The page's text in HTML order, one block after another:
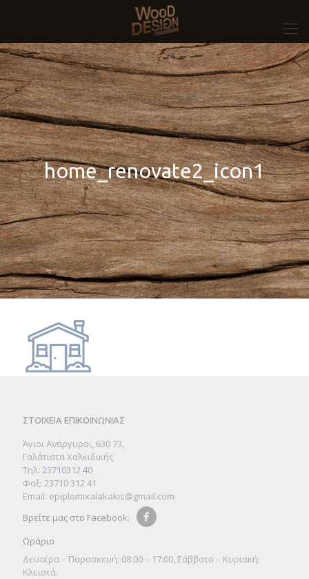
home_renovate2_icon1
ΣΤΟΙΧΕΙΑ ΕΠΙΚΟΙΝΩΝΙΑΣ
Άγιοι Ανάργυροι, 630 73,
Γαλάτιστα Χαλκιδικής
Τηλ: 23710312 40
Φαξ: 23710 312 41
Email: epiplomixalakakis@gmail.com
Βρείτε μας στο Facebook:
Ωράριο
Δευτέρα – Παρασκευή: 08:00 – 17:00, Σάββατο – Κυριακή:
Κλειστά.